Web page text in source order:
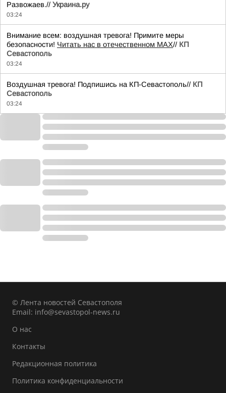
Развожаев.// Украина.ру
03:24
Внимание всем: воздушная тревога! Примите меры
безопасности! Читать нас в отечественном MAX// КП
Севастополь
03:24
Воздушная тревога! Подпишись на КП-Севастополь// КП
Севастополь
03:24
© Лента новостей Севастополя
Email: info@sevastopol-news.ru
О нас
Контакты
Редакционная политика
Политика конфиденциальности